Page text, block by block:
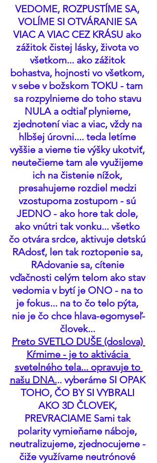
VEDOME, ROZPUSTÍME SA,
VOLÍME SI OTVÁRANIE SA
VIAC A VIAC CEZ KRÁSU ako
zážitok čistej lásky, života vo
všetkom... ako zážitok
bohastva, hojnosti vo všetkom,
v sebe v božskom TOKU - tam
sa rozpylnieme do toho stavu
NULA a odtiaľ plynieme,
zjednotení viac a viac, vždy na
hlbšej úrovni.... teda letíme
vyššie a vieme tie výšky ukotviť,
neutečieme tam ale využijeme
ich na čistenie nížok,
presahujeme rozdiel medzi
vzostupoma zostupom - sú
JEDNO - ako hore tak dole,
ako vnútri tak vonku... všetko
čo otvára srdce, aktivuje detskú
RAdosť, len tak roztopenie sa,
RAdovanie sa, cítenie
vďačnosti celým telom ako stav
vedomia v bytí je ONO - na to
je fokus... na to čo telo pýta,
nie je čo chce hlava-egomyseľ-
človek...
Preto SVETLO DUŠE (doslova)
Kŕmime - je to aktivácia
svetelného tela... opravuje to
našu DNA... vyberáme SI OPAK
TOHO, ČO BY SI VYBRALI
AKO 3D ČLOVEK,
PREVRACIAME Sami tak
polarity vymieňame náboje,
neutralizujeme, zjednocujeme -
čiže využívame neutrónové